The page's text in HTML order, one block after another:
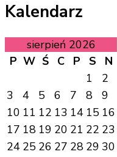
Kalendarz
sierpień 2026
P W Ś C P S
N
1
2
3
4 5 6 7 8
9
10 11 12 13 14 15 16
17 18 19 20 21 22 23
24 25 26 27 28 29 30